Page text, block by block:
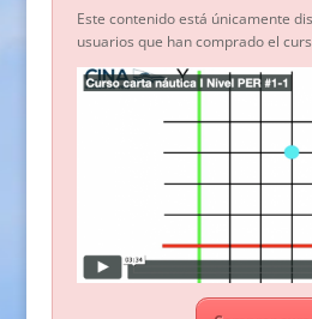
Este contenido está únicamente
usuarios que han comprado el